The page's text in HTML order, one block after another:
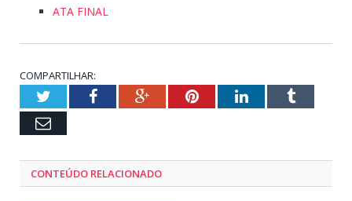
ATA FINAL
COMPARTILHAR:
TwitterFacebookGoogle+PinterestLinkedInTumblr
Email
CONTEÚDO RELACIONADO